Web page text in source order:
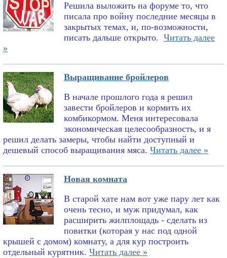
Решила выложить на форуме то, что
писала про войну последние месяцы в
закрытых темах, и, по-возможности,
писать дальше открыто. Читать далее
»
Выращивание бройлеров
В начале прошлого года я решил
завести бройлеров и кормить их
комбикормом. Меня интересовала
экономическая целесообразность, и я
решил делать замеры, чтобы найти доступный и
дешевый способ выращивания мяса. Читать далее »
Новая комната
В старой хате нам вот уже пару лет как
очень тесно, и муж придумал, как
расширить жилплощадь - сделать из
повитки (которая у нас под одной
крышей с домом) комнату, а для кур построить
отдельный курятник. Читать далее »